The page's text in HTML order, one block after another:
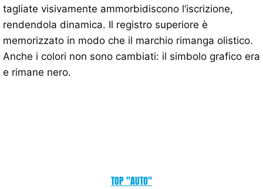
tagliate visivamente ammorbidiscono l’iscrizione,
rendendola dinamica. Il registro superiore è
memorizzato in modo che il marchio rimanga olistico.
Anche i colori non sono cambiati: il simbolo grafico era
e rimane nero.
TOP "AUTO"